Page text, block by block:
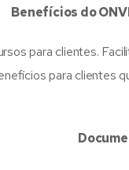
Benefícios do
para clientes.
para clientes